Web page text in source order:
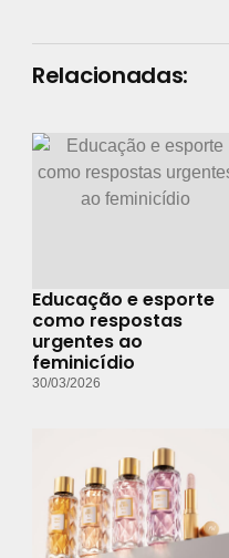
Relacionadas:
Educação e esporte
como respostas
urgentes ao
feminicídio
30/03/2026